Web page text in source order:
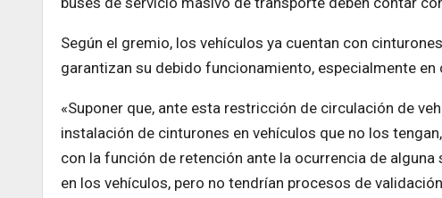
Según el gremio, los vehículos ya cuentan con
garantizan su debido funcionamiento, especialmente
«Suponer que, ante esta restricción de circulación de
instalación de cinturones en vehículos que no los
con la función de retención ante la ocurrencia de
en los vehículos, pero no tendrían procesos de